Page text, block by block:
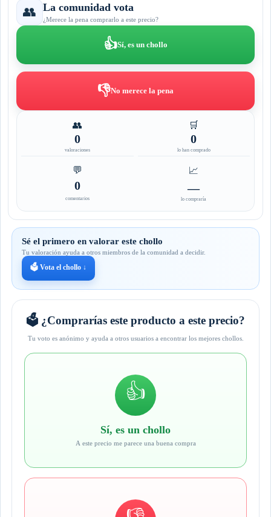
👥 La comunidad vota
¿Merece la pena comprarlo a este precio?
👍Sí, es un chollo
👎No merece la pena
👥
0
valoraciones
🛒
0
lo han comprado
💬
0
comentarios
📈
—
lo compraría
Sé el primero en valorar este chollo
Tu valoración ayuda a otros miembros de la comunidad a decidir.
🗳️ Vota el chollo ↓
🗳️ ¿Comprarías este producto a este precio?
Tu voto es anónimo y ayuda a otros usuarios a encontrar los mejores chollos.
👍
Sí, es un chollo
A este precio me parece una buena compra